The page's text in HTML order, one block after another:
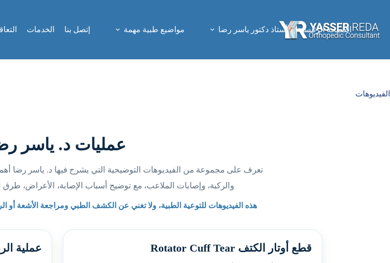
المحتوى
الصفحة الرئيسية أستاذ دكتور ياسر رضا مواضيع طبية مهمة إتصل بنا الخدمات
الفيديوهات
عمليات د. ياسر
تعرف على مجموعة من الفيديوهات التوضيحية التي يشرح فيها د. ياسر رضا
والركبة، وإصابات الملاعب، مع توضيح أسباب الإصابة، الأعراض، طرق
هذه الفيديوهات للتوعية الطبية، ولا تغني عن الكشف الطبي ومراجعة الأشعة أو
قطع أوتار الكتف Rotator Cuff Tear عملية